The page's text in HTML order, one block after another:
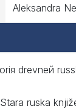
Aleksandra
drevneй
ruska